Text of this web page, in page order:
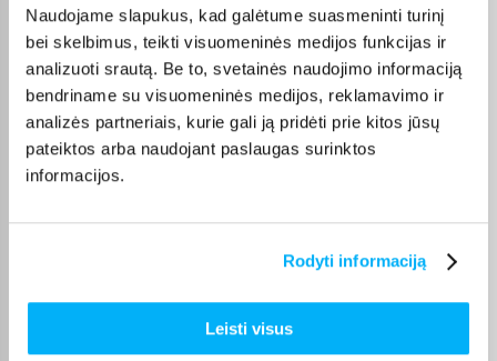
Naudojame slapukus, kad galėtume suasmeninti turinį
bei skelbimus, teikti visuomeninės medijos funkcijas ir
analizuoti srautą. Be to, svetainės naudojimo informaciją
bendriname su visuomeninės medijos, reklamavimo ir
analizės partneriais, kurie gali ją pridėti prie kitos jūsų
pateiktos arba naudojant paslaugas surinktos
informacijos.
Rodyti informaciją
Leisti visus
puslapyje.
Pasirinkę tinkamą prekę iš Mechaninės klaviatūros kategorijos,
galite rinktis patogiausią gavimo būdą: pristatymą į
paštomatą, pristatymą per kurjerį arba, jei prekė pažymėta
kaip tinkama atsiėmimui, atsiėmimą BIGBOX.LT biure Veiverių
g. 171, Kaune.
Pirkėjų atsiliepimai apie prekes